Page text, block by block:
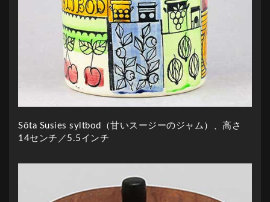
Söta Susies syltbod（甘いスージーのジャム）、高さ
14センチ／5.5インチ